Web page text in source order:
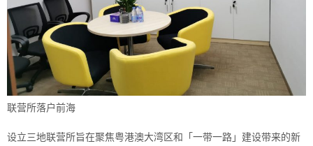
联营所落户前海
设立三地联营所旨在聚焦粤港澳大湾区和「一带一路」建设带来的新